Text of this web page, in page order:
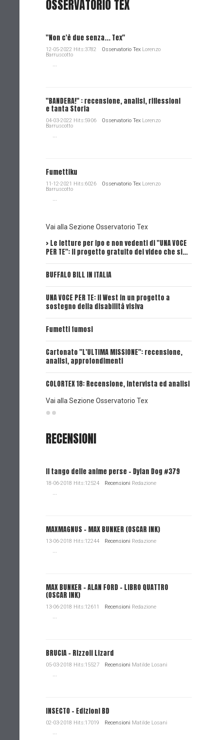
OSSERVATORIO TEX
"Non c'è due senza... Tex"
12-05-2022 Hits:3782 Osservatorio Tex Lorenzo
Barruscotto
...
"BANDERA!" : recensione, analisi, riflessioni
e tanta Storia
04-03-2022 Hits:5906 Osservatorio Tex Lorenzo
Barruscotto
...
Fumettiku
11-12-2021 Hits:6026 Osservatorio Tex Lorenzo
Barruscotto
...
Vai alla Sezione Osservatorio Tex
> Le letture per ipo e non vedenti di "UNA VOCE
PER TE": il progetto gratuito dei video che si…
BUFFALO BILL IN ITALIA
UNA VOCE PER TE: il West in un progetto a
sostegno della disabilità visiva
Fumetti fumosi
Cartonato "L'ULTIMA MISSIONE": recensione,
analisi, approfondimenti
COLORTEX 18: Recensione, intervista ed analisi
Vai alla Sezione Osservatorio Tex
RECENSIONI
Il tango delle anime perse - Dylan Dog #379
18-06-2018 Hits:12524 Recensioni Redazione
...
MAXMAGNUS – MAX BUNKER (OSCAR INK)
13-06-2018 Hits:12244 Recensioni Redazione
...
MAX BUNKER – ALAN FORD – LIBRO QUATTRO
(OSCAR INK)
13-06-2018 Hits:12611 Recensioni Redazione
...
BRUCIA - Rizzoli Lizard
05-03-2018 Hits:15527 Recensioni Matilde Losani
...
INSECTO - Edizioni BD
02-03-2018 Hits:17019 Recensioni Matilde Losani
...